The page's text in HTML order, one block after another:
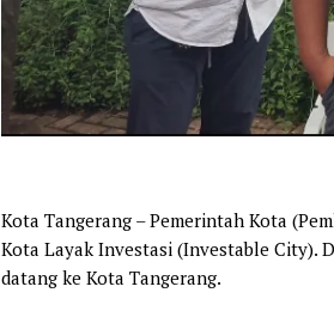
Kota Tangerang – Pemerintah Kota
Kota Layak Investasi (Investable City).
datang ke Kota Tangerang.